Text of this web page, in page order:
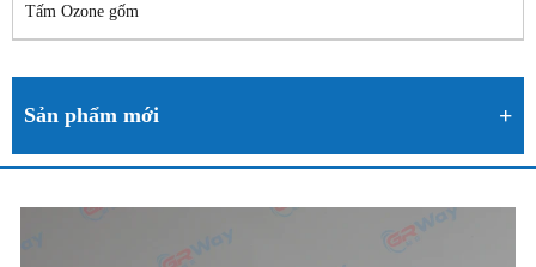
Tấm Ozone gốm
Sản phẩm mới